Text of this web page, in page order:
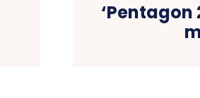
‘Pentagon